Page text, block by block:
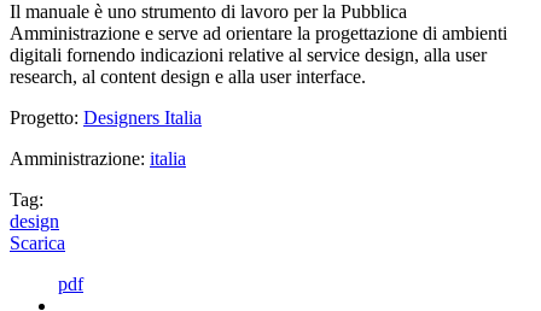
Il manuale è uno strumento di lavoro per la Pubblica
Amministrazione e serve ad orientare la progettazione di ambienti
digitali fornendo indicazioni relative al service design, alla user
research, al content design e alla user interface.
Progetto: Designers Italia
Amministrazione: italia
Tag:
design
Scarica
pdf